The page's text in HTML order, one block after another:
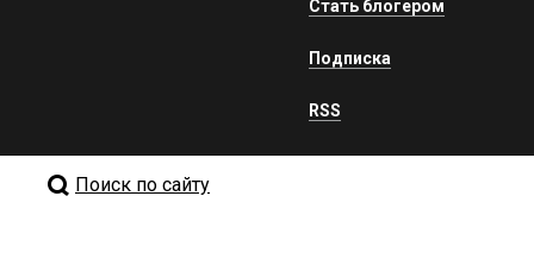
Стать блогером
Подписка
RSS
Поиск по сайту